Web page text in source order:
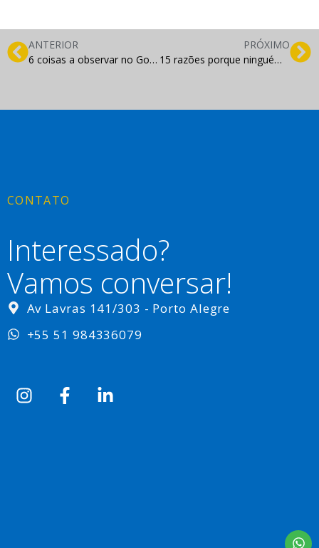
ANTERIOR
6 coisas a observar no Google Analytics do seu site
PRÓXIMO
15 razões porque ninguém visita seu blog [com SOLUÇÕES fáceis]
CONTATO
Interessado?
Vamos conversar!
Av Lavras 141/303 - Porto Alegre
+55 51 984336079